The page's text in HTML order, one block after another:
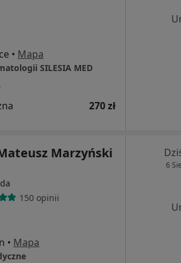
• Mapa
SILESIA MED
270 zł
Marzyński
150 opinii
• Mapa
6 Sie